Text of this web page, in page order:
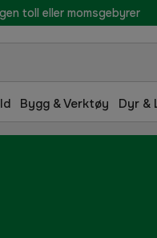
toll eller momsgebyrer
Bygg & Verktøy Dyr &